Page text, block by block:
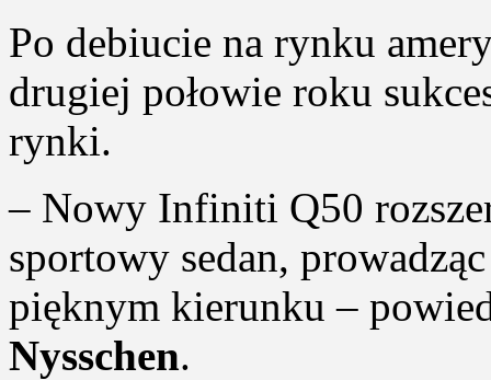
Po debiucie na rynku
drugiej połowie roku
rynki.
– Nowy Infiniti Q50
sportowy sedan,
pięknym kierunku –
Nysschen.